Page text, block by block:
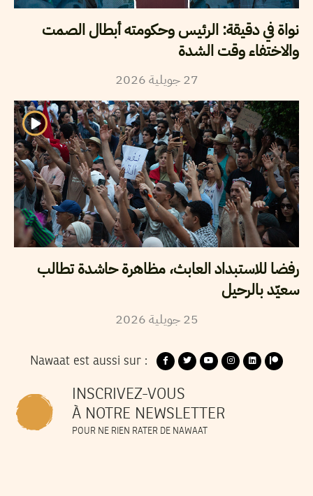
نواة في دقيقة: الرئيس وحكومته أبطال الصمت
والاختفاء وقت الشدة
27 جويلية2026
رفضا للاستبداد العابث، مظاهرة حاشدة تطالب
سعيّد بالرحيل
25 جويلية2026
Nawaat est aussi sur :
INSCRIVEZ-VOUS
À NOTRE NEWSLETTER
POUR NE RIEN RATER DE NAWAAT